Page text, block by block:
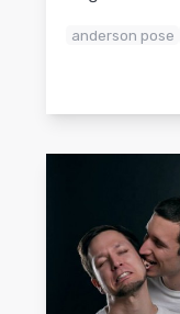
anderson pose